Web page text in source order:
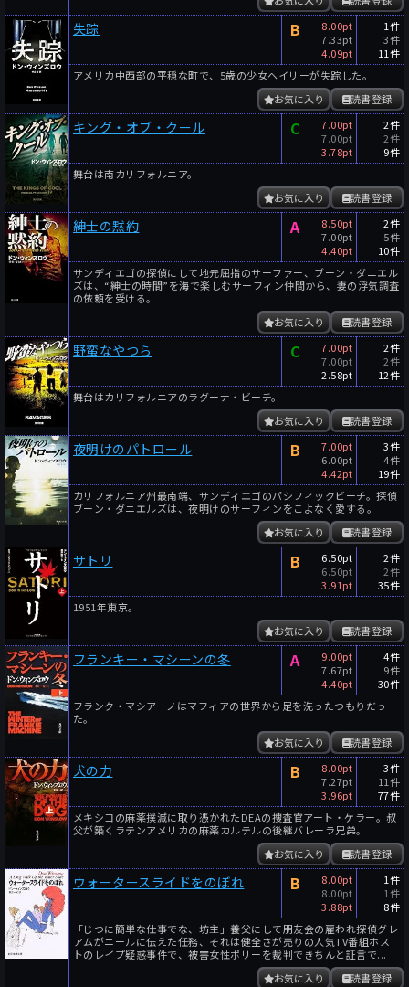
失踪 B
8.00pt
7.33pt
4.09pt
1件
3件
11件
アメリカ中西部の平穏な町で、5歳の少女ヘイリーが失踪した。
読書登録
お気に入り
キング・オブ・クール C
7.00pt
7.00pt
3.78pt
2件
2件
9件
舞台は南カリフォルニア。
読書登録
お気に入り
紳士の黙約 A
8.50pt
7.00pt
4.40pt
2件
5件
10件
サンディエゴの探偵にして地元屈指のサーファー、ブーン・ダニエル
ズは、“紳士の時間”を海で楽しむサーフィン仲間から、妻の浮気調査
の依頼を受ける。
読書登録
お気に入り
野蛮なやつら C
7.00pt
7.00pt
2.58pt
2件
2件
12件
舞台はカリフォルニアのラグーナ・ビーチ。
読書登録
お気に入り
夜明けのパトロール B
7.00pt
6.00pt
4.42pt
3件
4件
19件
カリフォルニア州最南端、サンディエゴのパシフィックビーチ。探偵
ブーン・ダニエルズは、夜明けのサーフィンをこよなく愛する。
読書登録
お気に入り
サトリ B
6.50pt
6.50pt
3.91pt
2件
2件
35件
1951年東京。
読書登録
お気に入り
フランキー・マシーンの冬 A
9.00pt
7.67pt
4.40pt
4件
9件
30件
フランク・マシアーノはマフィアの世界から足を洗ったつもりだっ
た。
読書登録
お気に入り
犬の力 B
8.00pt
7.27pt
3.96pt
3件
11件
77件
メキシコの麻薬撲滅に取り憑かれたDEAの捜査官アート・ケラー。叔
父が築くラテンアメリカの麻薬カルテルの後継バレーラ兄弟。
読書登録
お気に入り
ウォータースライドをのぼれ B
8.00pt
8.00pt
3.88pt
1件
1件
8件
「じつに簡単な仕事でな、坊主」養父にして朋友会の雇われ探偵グレ
アムがニールに伝えた任務、それは健全さが売りの人気TV番組ホス
トのレイプ疑惑事件で、被害女性ポリーを裁判できちんと証言で...
読書登録
お気に入り